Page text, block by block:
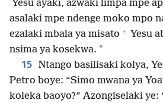
Yesu ayaki, azwaki limpa mpe
asalaki mpe ndenge moko mpo
ezalaki mbala ya misato + Yesu
nsima ya kosekwa. *
15 Ntango basilisaki kolya,
Petro boye: “Simo mwana ya
koleka baoyo?” Azongiselaki ye: